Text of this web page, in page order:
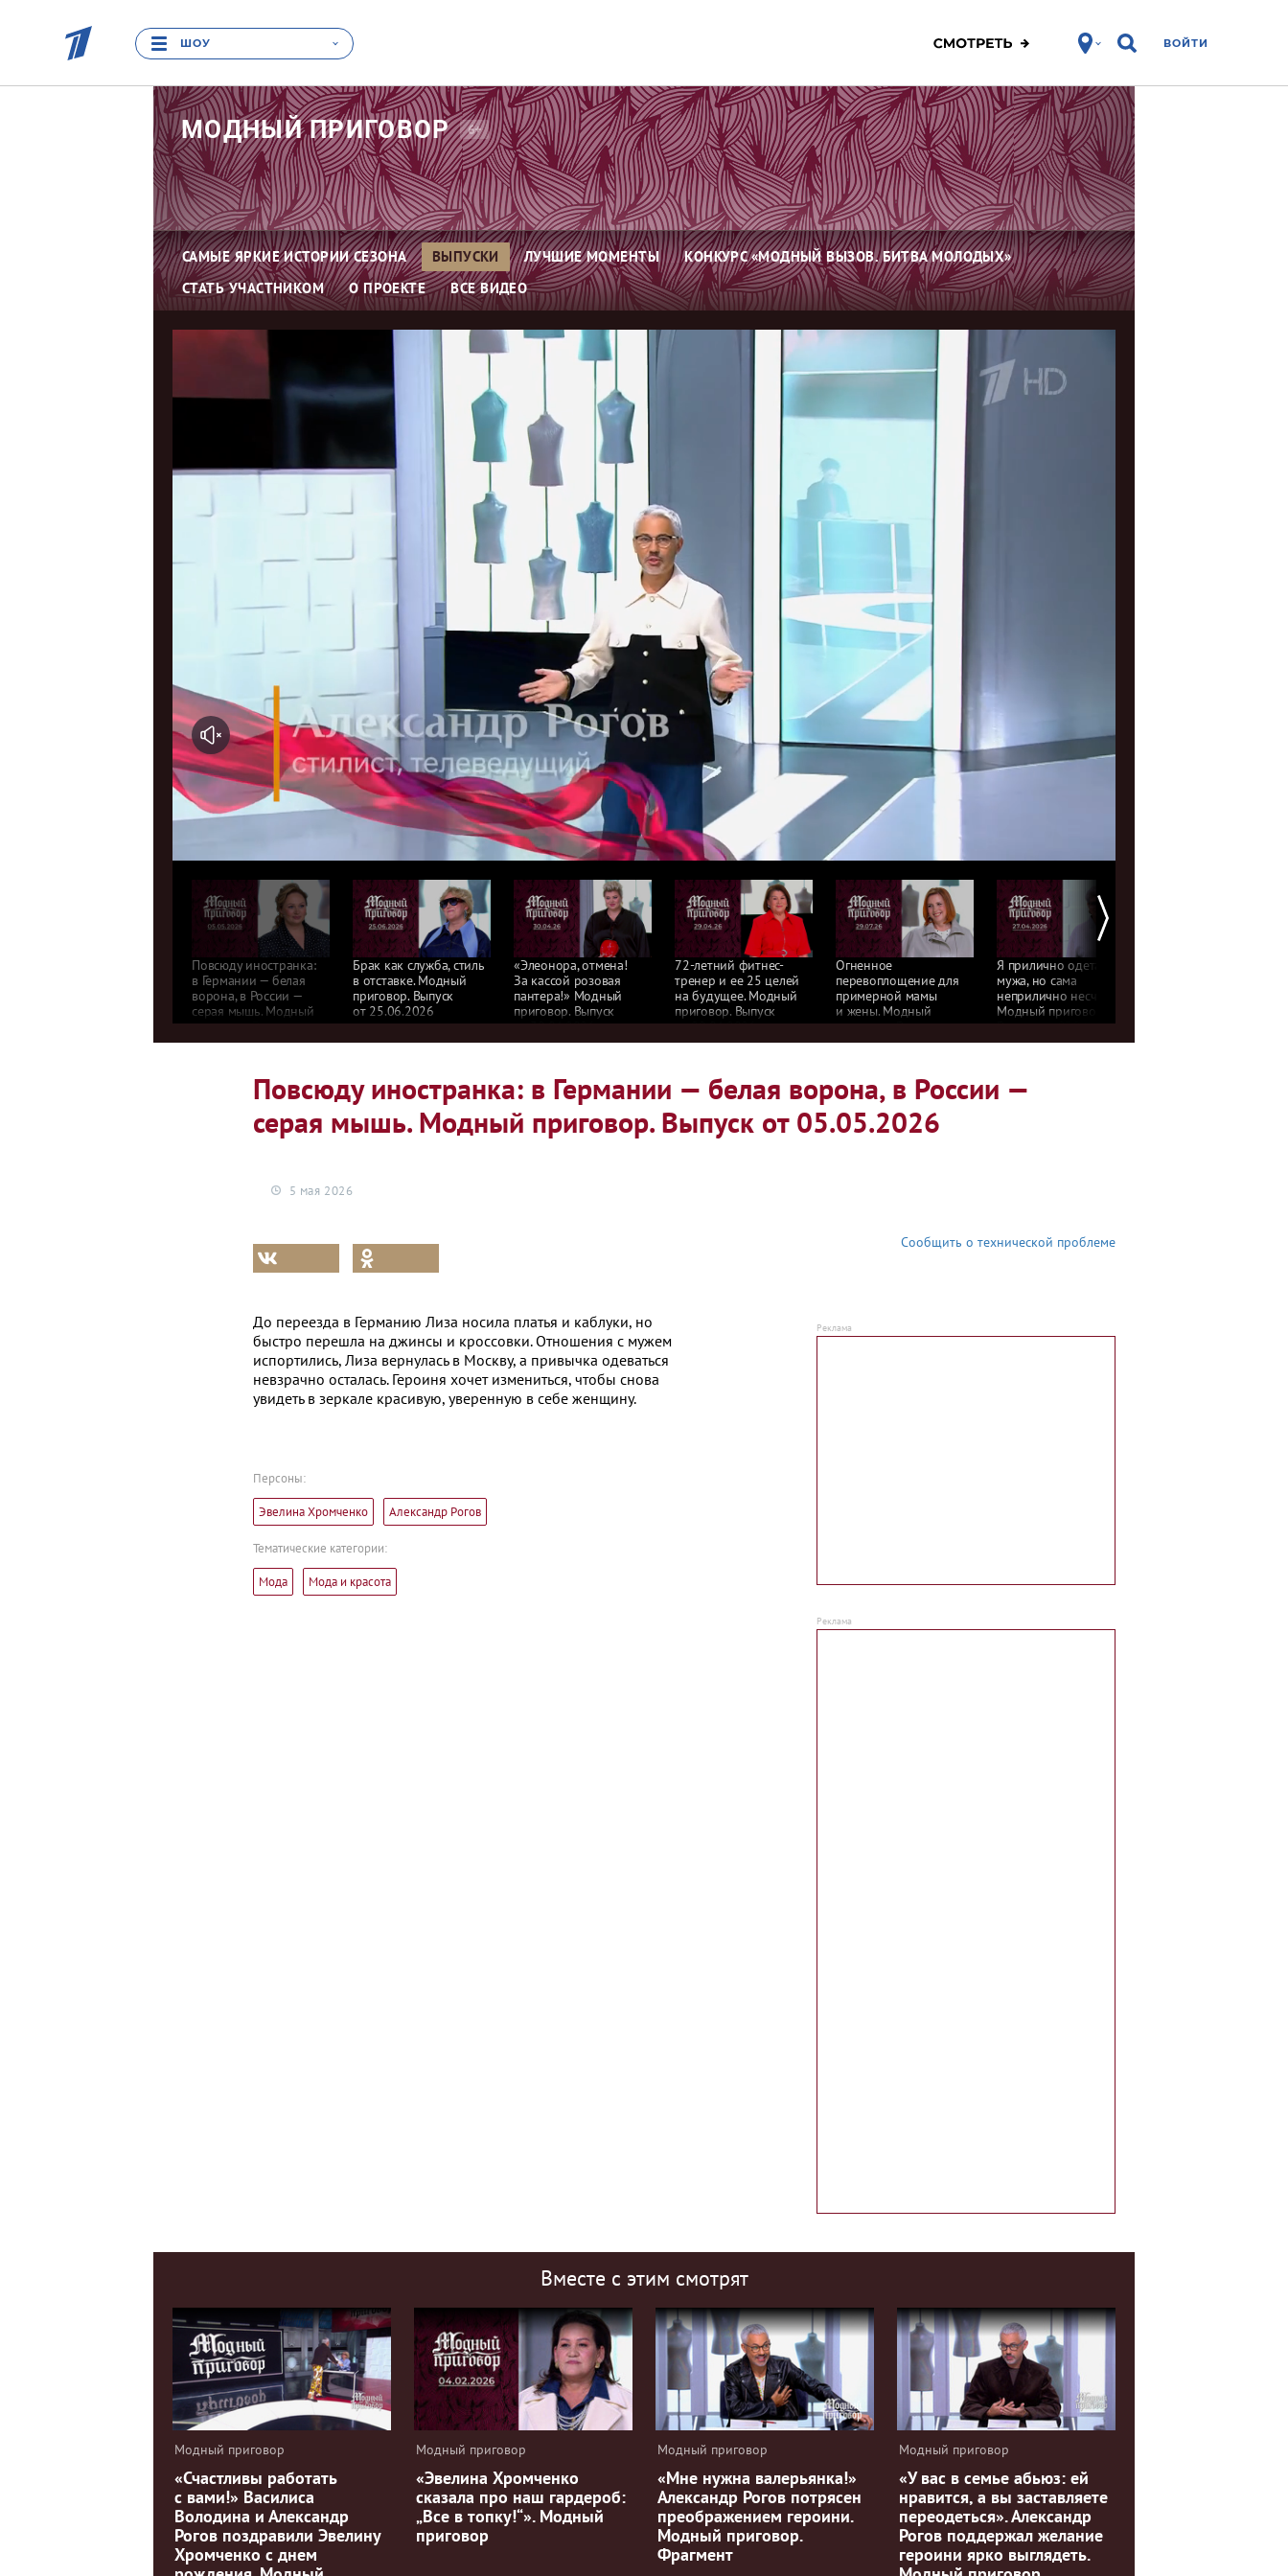
ШОУ ВОЙТИ
МОДНЫЙПРИГОВОР 6+
САМЫЕ ЯРКИЕ ИСТОРИИ СЕЗОНА ВЫПУСКИ ЛУЧШИЕ МОМЕНТЫ
КОНКУРС «МОДНЫЙ ВЫЗОВ. БИТВА МОЛОДЫХ»
СТАТЬ УЧАСТНИКОМ
О ПРОЕКТЕ ВСЕ ВИДЕО
Повсюду иностранка:
в Германии — белая
ворона, в России —
серая мышь. Модный
приговор. Выпуск
от 05.05.2026
Брак как служба, стиль
в отставке. Модный
приговор. Выпуск
от 25.06.2026
«Элеонора, отмена!
За кассой розовая
пантера!» Модный
приговор. Выпуск
от 30.04.2026
72-летний фитнес-
тренер и ее 25 целей
на будущее. Модный
приговор. Выпуск
от 29.04.2026
Огненное
перевоплощение для
примерной мамы
и жены. Модный
приговор. Выпуск
от 29.07.2026
Я прилично одета для
мужа, но сама
неприлично несчастна.
Модный приговор.
Выпуск от 27.04.2026
Повсюду иностранка: в Германии — белая ворона, в России —
серая мышь. Модный приговор. Выпуск от 05.05.2026
5 мая 2026
Сообщить о технической проблеме
До переезда в Германию Лиза носила платья и каблуки, но
быстро перешла на джинсы и кроссовки. Отношения с мужем
испортились, Лиза вернулась в Москву, а привычка одеваться
невзрачно осталась. Героиня хочет измениться, чтобы снова
увидеть в зеркале красивую, уверенную в себе женщину.
Персоны:
Эвелина Хромченко Александр Рогов
Тематические категории:
Мода Мода и красота
Вместе с этим смотрят
Модный приговор
«Счастливы работать
с вами!» Василиса
Володина и Александр
Рогов поздравили Эвелину
Хромченко с днем
Модный приговор
«Эвелина Хромченко
сказала про наш гардероб:
„Все в топку!“». Модный
приговор
Модный приговор
«Мне нужна валерьянка!»
Александр Рогов потрясен
преображением героини.
Модный приговор.
Фрагмент
Модный приговор
«У вас в семье абьюз: ей
нравится, а вы заставляете
переодеться». Александр
Рогов поддержал желание
героини ярко выглядеть.